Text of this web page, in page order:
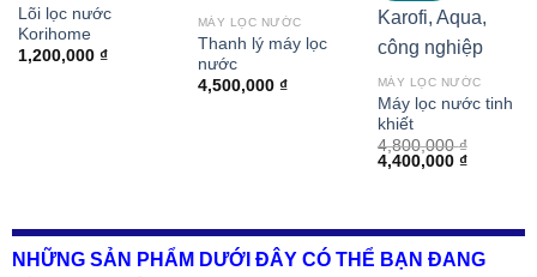
Lõi lọc nước
Korihome
1,200,000 ₫
MÁY LỌC NƯỚC
Thanh lý máy lọc
nước
4,500,000 ₫
Thêm
MÁY LỌC NƯỚC
Máy lọc nước tinh
khiết
4,800,000₫
Giá
4,400,000 ₫Giá
NHỮNG SẢN PHẨM DƯỚI ĐÂY CÓ THỂ BẠN ĐANG